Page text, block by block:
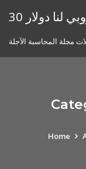
لنا دولار
مجلة المحاسبة الآجلة
Home